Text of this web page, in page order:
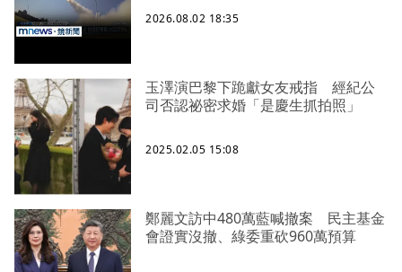
2026.08.02 18:35
玉澤演巴黎下跪獻女友戒指 經紀公
司否認祕密求婚「是慶生抓拍照」
2025.02.05 15:08
鄭麗文訪中480萬藍喊撤案 民主基金
會證實沒撤、綠委重砍960萬預算